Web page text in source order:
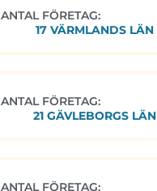
ANTAL FÖRETAG:
17 VÄRMLANDS LÄN
ANTAL FÖRETAG:
21 GÄVLEBORGS LÄN
ANTAL FÖRETAG: